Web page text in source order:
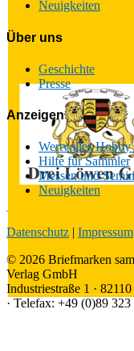
Neuigkeiten
Über uns
Geschichte
Presse
Anzeigen
Wertvolles Hobby
Hilfe für Sammler
Messen und
Neuigkeiten
Datenschutz | Impressum
© 2026 Briefmarken
Verlag GmbH
Industriestraße 1 ·
· Telefax: +49 (0)89